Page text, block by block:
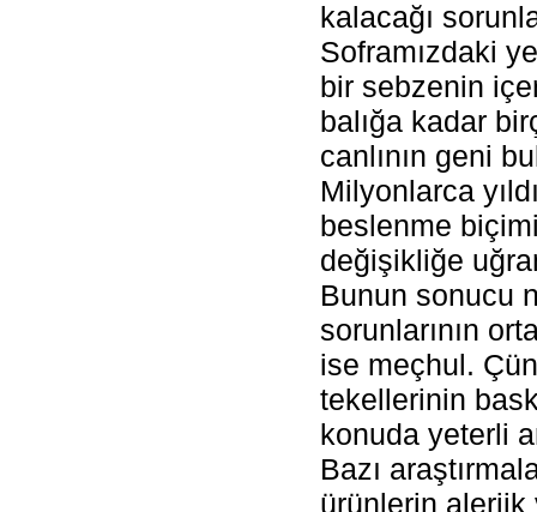
kalacağı
Soframızdaki
bir sebzenin
balığa kadar
canlının geni
Milyonlarca
beslenme
değişikliğe
Bunun sonucu
sorunlarının
ise meçhul.
tekellerinin
konuda yeterli
Bazı
ürünlerin